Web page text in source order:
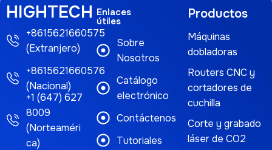
HIGHTECH
+8615621660575
(Extranjero)
+8615621660576
(Nacional)
+1 (647) 627
8009
(Norteaméri
ca)
Enlaces
útiles
Sobre
Nosotros
Catálogo
electrónico
Contáctenos
Tutoriales
Productos
Máquinas
dobladoras
Routers CNC y
cortadores de
cuchilla
Corte y grabado
láser de CO2